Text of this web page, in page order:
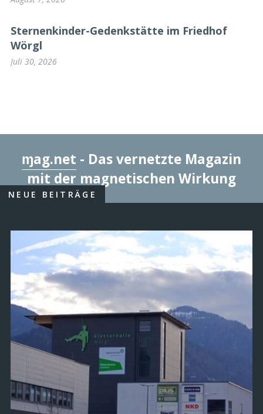
Sternenkinder-Gedenkstätte im Friedhof
Wörgl
Juli 30, 2026
ɱag.net - Das vernetzte Magazin
mit der magnetischen Wirkung
NEUE BEITRÄGE